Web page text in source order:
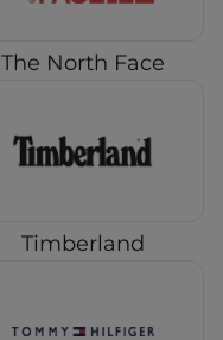
The North Face
Timberland